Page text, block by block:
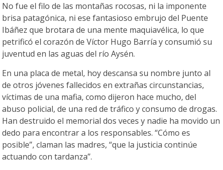
No fue el filo de las montañas rocosas, ni la imponente
brisa patagónica, ni ese fantasioso embrujo del Puente
Ibáñez que brotara de una mente maquiavélica, lo que
petrificó el corazón de Víctor Hugo Barría y consumió su
juventud en las aguas del río Aysén.
En una placa de metal, hoy descansa su nombre junto al
de otros jóvenes fallecidos en extrañas circunstancias,
víctimas de una mafia, como dijeron hace mucho, del
abuso policial, de una red de tráfico y consumo de drogas.
Han destruido el memorial dos veces y nadie ha movido un
dedo para encontrar a los responsables. “Cómo es
posible”, claman las madres, “que la justicia continúe
actuando con tardanza”.